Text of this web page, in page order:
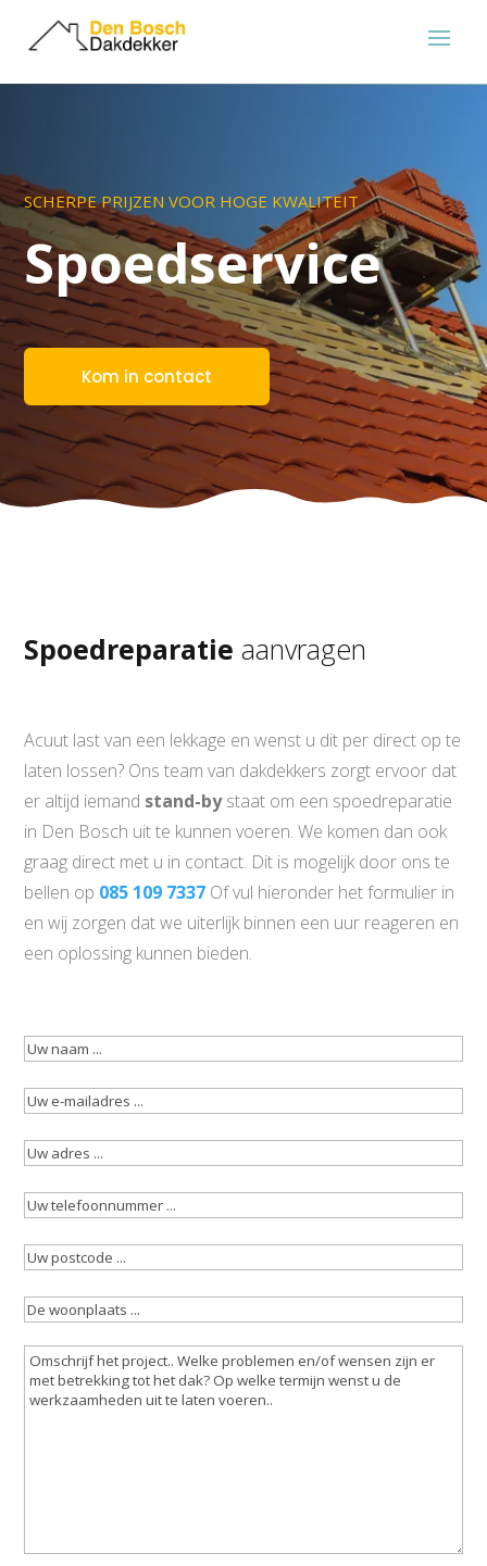
SCHERPE PRIJZEN VOOR HOGE KWALITEIT
Spoedservice
Kom in contact
Spoedreparatieaanvragen
Acuut last van een lekkage en wenst u dit per direct op te
laten lossen? Ons team van dakdekkers zorgt ervoor dat
er altijd iemand stand-bystaat om een spoedreparatie
in Den Bosch uit te kunnen voeren. We komen dan ook
graag direct met u in contact. Dit is mogelijk door ons te
bellen op 085 109 7337 Of vul hieronder het formulier in
en wij zorgen dat we uiterlijk binnen een uur reageren en
een oplossing kunnen bieden.
Uw
Uw
mailadres(Vereist)
Uw
Uw
Uw
De
Omschrijving
werkzaamheden(Vereist)